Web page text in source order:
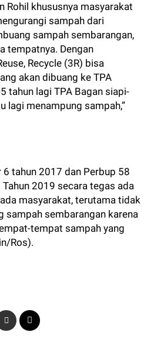
Rohil khususnya masyarakat
sampah dari
sampah sembarangan,
tempatnya. Dengan
Recycle (3R) bisa
akan dibuang ke TPA
tahun lagi TPA Bagan siapi-
lagi menampung sampah,”
tahun 2017 dan Perbup 58
2019 secara tegas ada
masyarakat, terutama tidak
sampah sembarangan karena
tempat sampah yang
Ros).